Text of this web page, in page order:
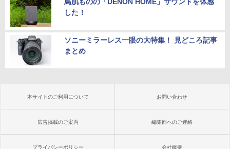
鳥肌ものの「DENON HOME」サウンドを体感
した！
ソニーミラーレス一眼の大特集！ 見どころ記事
まとめ
本サイトのご利用について お問い合わせ
広告掲載のご案内 編集部へのご連絡
プライバシーポリシー 会社概要